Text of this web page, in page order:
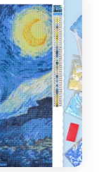
toile
tout au long de
et Zone hors